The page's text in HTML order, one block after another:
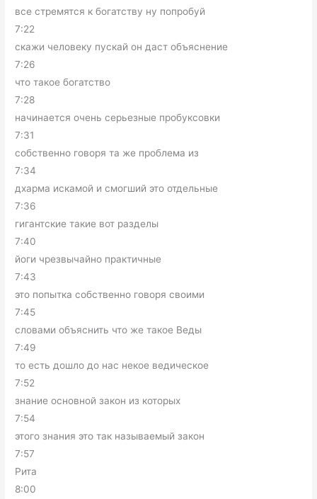
все стремятся к богатству ну попробуй
7:22
скажи человеку пускай он даст объяснение
7:26
что такое богатство
7:28
начинается очень серьезные пробуксовки
7:31
собственно говоря та же проблема из
7:34
дхарма искамой и смогший это отдельные
7:36
гигантские такие вот разделы
7:40
йоги чрезвычайно практичные
7:43
это попытка собственно говоря своими
7:45
словами объяснить что же такое Веды
7:49
то есть дошло до нас некое ведическое
7:52
знание основной закон из которых
7:54
этого знания это так называемый закон
7:57
Рита
8:00